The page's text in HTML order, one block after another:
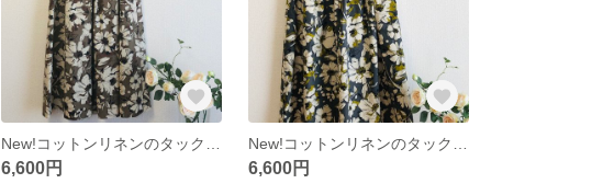
6,600円 6,600円